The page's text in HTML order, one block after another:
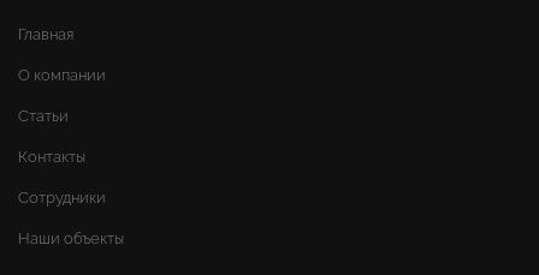
Главная
О компании
Статьи
Контакты
Сотрудники
Наши объекты